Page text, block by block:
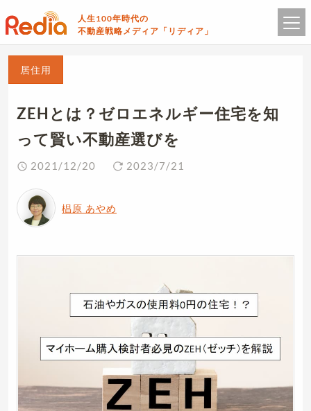
人生100年時代の
不動産戦略メディア「リディア」
居住用
ZEHとは？ゼロエネルギー住宅を知
って賢い不動産選びを
2021/12/20 2023/7/21
椙原 あやめ